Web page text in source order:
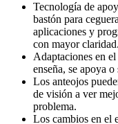
Tecnología de
bastón para
aplicaciones y
con mayor claridad.
Adaptaciones en
enseña, se apoya
Los anteojos
de visión a ver
problema.
Los cambios en el